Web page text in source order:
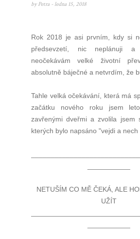
by Petra - ledna 15, 2018
Rok 2018 je asi prvním, kdy si
předsevzetí, nic neplánuji
neočekávám velké životní
absolutně báječné a netvrdím, že
Tahle velká očekávání, která má
začátku nového roku jsem
zavřenými dveřmi a zvolila jsem
kterých bylo napsáno "vejdi a
NETUŠÍM CO MĚ ČEKÁ, ALE
UŽÍT